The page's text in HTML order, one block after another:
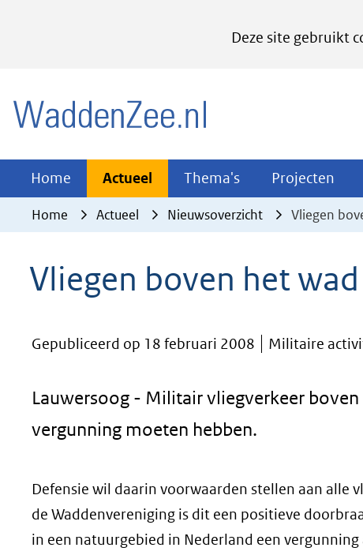
Deze site gebruikt
het
cookies
website
worden
Home Actueel Actueel
Uitklappen
Thema's Thema's
Uitklappen
Projecten
Home Actueel Nieuwsoverzicht Vliegen
Vliegen boven het
Gepubliceerd op 18 februari 2008 Militaire
Lauwersoog - Militair vliegverkeer
vergunning moeten hebben.
Defensie wil daarin voorwaarden stellen aan alle
de Waddenvereniging is dit een positieve
in een natuurgebied in Nederland een